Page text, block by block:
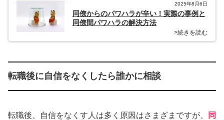
2025年8月6日
同僚からのパワハラが辛い！実際の事例と
同僚間パワハラの解決方法
>続きを読む
転職後に自信をなくしたら誰かに相談
転職後、自信をなくす人は多く原因はさまざまですが、
同